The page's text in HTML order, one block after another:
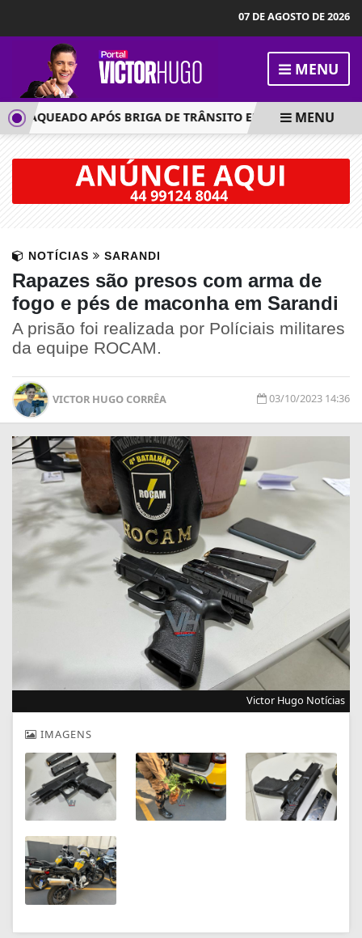
07 DE AGOSTO DE 2026
MENU
APÓS BRIGA DE TRÂNSITO EM MARINGÁMENU
NOTÍCIAS SARANDI
Rapazes são presos com arma de
fogo e pés de maconha em Sarandi
A prisão foi realizada por Políciais militares
da equipe ROCAM.
VICTOR HUGO CORRÊA 03/10/2023 14:36
Victor Hugo Notícias
IMAGENS